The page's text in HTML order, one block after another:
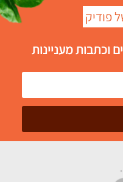
פודיק
וכתבות מעניינות